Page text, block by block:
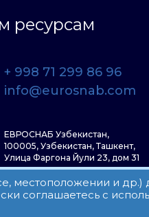
ресурсам
+ 998 71 299 86 96
info@eurosnab.com
ЕВРОСНАБ Узбекистан,
100005, Узбекистан, Ташкент,
Улица Фаргона Йули 23, дом 31
местоположении и др.)
соглашаетесь с